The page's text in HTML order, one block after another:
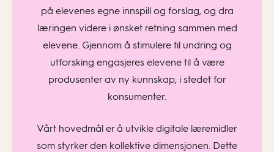
på elevenes egne innspill og forslag, og dra
læringen videre i ønsket retning sammen med
elevene. Gjennom å stimulere til undring og
utforsking engasjeres elevene til å være
produsenter av ny kunnskap, i stedet for
konsumenter.
Vårt hovedmål er å utvikle digitale læremidler
som styrker den kollektive dimensjonen. Dette